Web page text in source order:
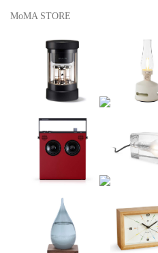
MoMA STORE